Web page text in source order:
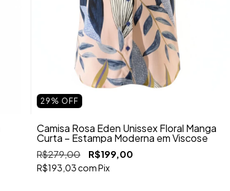
29 % OFF
Camisa Rosa Éden Unissex Floral Manga
Curta – Estampa Moderna em Viscose
R$279,00 R$199,00
R$193,03comPix